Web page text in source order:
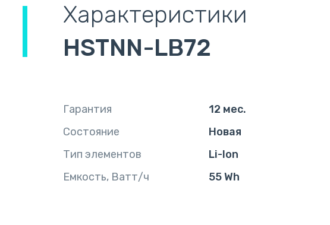
Характеристики
HSTNN-LB72
Гарантия
12 мес.
Состояние
Новая
Тип элементов
Li-Ion
Емкость, Ватт/ч
55 Wh